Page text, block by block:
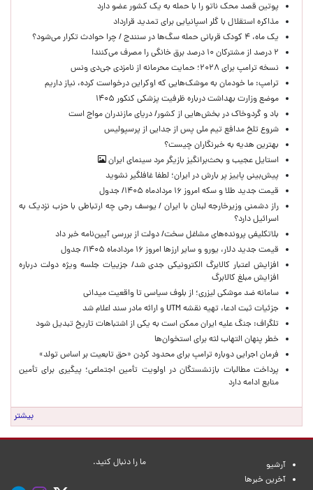
پوتین قصد محک ناتو را با حمله به یک کشور عضو دارد
مذاکره استقلال با گلر اسپانیایی برای تمدید قرارداد
یک ماه، ۴ کودک قربانی حمله سگ‌ها در سنندج / چرا حوادث تکرار می‌شود؟
۲ درصد از مشترکان ۱۰ درصد برق خانگی را مصرف می‌کنند!
نسخه ترامپ برای ۲۰۲۸؛ حمایت محرمانه از نامزدی جی‌دی ونس
ترامپ: ما خودمان به موشک‌هایی که اوکراین درخواست کرده، نیاز داریم
موضع وزارت بهداشت درباره ظرفیت پزشکی کنکور ۱۴۰۵
باد و گردوخاک در بخش‌هایی از کشور/ دریای مازندران مواج است
شروع تلخ مدافع تیم ملی پس از جدایی از پرسپولیس
بهترین هدیه به خبرنگاران چیست؟
استایل عجیب و بحث‌برانگیز بازیگر مرد سینمای ایران
پیش‌بینی پاییز پر بارش در ایران؛ لطفا غافلگیر نشوید
قیمت جدید طلا و سکه امروز ۱۶ مردادماه ۱۴۰۵/ جدول
راز دشمنی وزیرخارجه لبنان با ایران / یوسف رجی چه ارتباطی با حزب نزدیک به
اسرائیل دارد؟
بلاتکلیفی پرونده‌های مشاغل سخت/ دولت از بررسی آیین‌نامه خبر داد
قیمت جدید دلار، یورو و سایر ارزها امروز ۱۶ مردادماه ۱۴۰۵/ جدول
افزایش اعتبار کالابرگ الکترونیکی جدی شد/ جزییات جلسه ویژه دولت درباره
افزایش مبلغ کالابرگ
سامانه ضد موشکی لیزری؛ از بلوف سیاسی تا واقعیت میدانی
جزئیات ثبت ادعا، تهیه نقشه UTM و ارائه مادر سند اعلام شد
تلگراف: جنگ علیه ایران ممکن است به یکی از اشتباهات تاریخ تبدیل شود
خطر پنهان التهاب لثه برای استخوان‌ها
فرمان اجرایی دوباره ترامپ برای محدود کردن «حق تابعیت بر اساس تولد»
پرداخت مطالبات بازنشستگان در اولویت تأمین اجتماعی؛ پیگیری برای تأمین
منابع ادامه دارد
بیشتر
آرشیو
آخرین خبرها
ما را دنبال کنید.